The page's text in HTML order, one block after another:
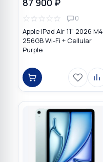
87 900 ₽
☆☆☆☆☆ 0
Apple iPad Air 11" 2026 M4
256GB Wi-Fi + Cellular
Purple